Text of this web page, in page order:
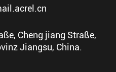
Cheng jiang Straße,
Jiangsu, China.